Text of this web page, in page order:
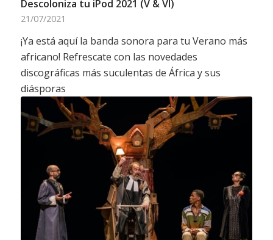
Descoloniza tu iPod 2021 (V & VI)
21/07/2021
¡Ya está aquí la banda sonora para tu Verano más
africano! Refrescate con las novedades
discográficas más suculentas de África y sus
diásporas